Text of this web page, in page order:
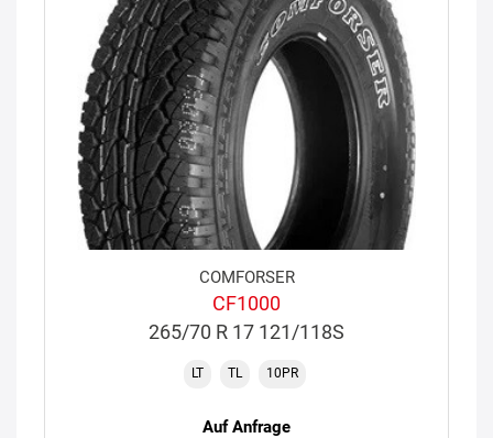
COMFORSER
CF1000
265/70 R 17 121/118S
LT TL 10PR
Auf Anfrage